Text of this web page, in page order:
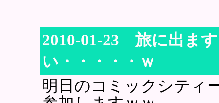
2010-01-23 旅に出ま
い・・・・・ｗ
明日のコミックシティ